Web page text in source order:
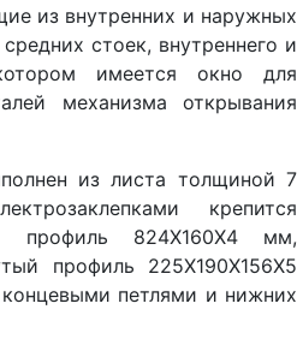
из внутренних и наружных
стоек, внутреннего и
имеется окно для
механизма открывания
из листа толщиной 7
крепится
профиль 824X160X4 мм,
профиль 225Х190Х156X5
петлями и нижних